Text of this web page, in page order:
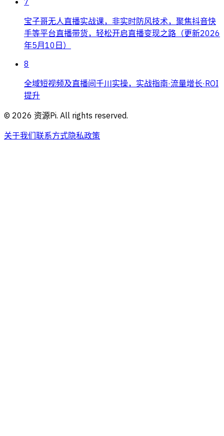
宝子哥无人直播实战课，非实时防风技术，聚焦抖音快
手等平台直播带货，轻松开启直播变现之路（更新2026
年5月10日）
8
全域短视频及直播间千川实操，实战指南·流量增长·ROI
提升
© 2026 资源Pi. All rights reserved.
关于我们联系方式隐私政策